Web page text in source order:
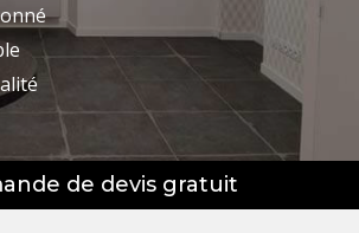
de devis gratuit